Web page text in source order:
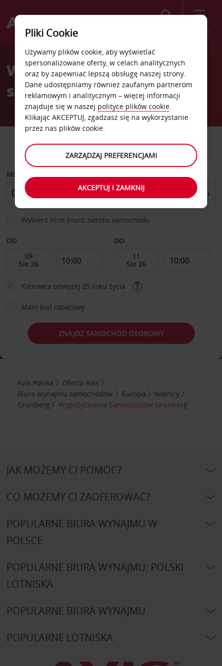
Menu
Welcome
AvisWypożyczalnia
samochodów Grünberg
DOSTAWCZY
MIEJSCE ODBIORU
Wybierz inne biuro zwrotu samochodu
OD DO
Kierowca powyżej 25 roku życia
Mam kod rabatowy
ZNAJDŹ SAMOCHÓD OSOBOWY
Avis Polska
Oferta Avis
Biura wynajmu samochodów
Europa
Niemcy
Grünberg
Wypożyczalnia Samochodów Grünberg
JAK MOŻEMY CI POMÓC?
CO MOŻEMY CI ZAOFEROWAĆ?
POPULARNE BIURA WYNAJMU W
POLSCE
POPULARNE BIURA WYNAJMU: POLSKI
LOTNISKA
POPULARNE BIURA WYNAJMU
POPULARNE LOTNISKA
Pliki Cookie
Używamy plików cookie, aby wyświetlać
spersonalizowane oferty, w celach analitycznych
oraz by zapewniać lepszą obsługę naszej strony.
Dane udostępniamy również zaufanym partnerom
reklamowym i analitycznym – więcej informacji
znajduje się w naszej polityce plików cookie.
Klikając AKCEPTUJ, zgadzasz się na wykorzystanie
przez nas plików cookie.
ZARZĄDZAJ PREFERENCJAMI
AKCEPTUJ I ZAMKNIJ